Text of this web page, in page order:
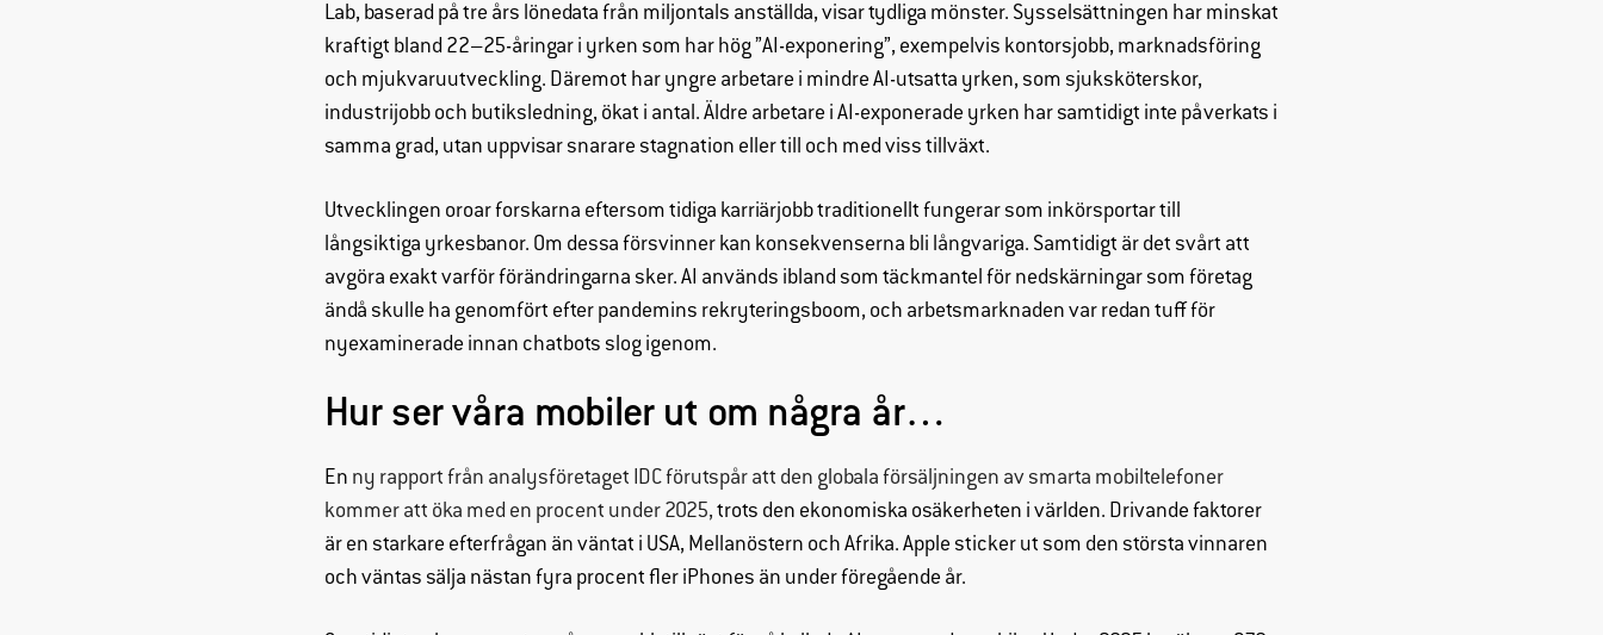
Lab, baserad på tre års lönedata från miljontals anställda, visar tydliga mönster. Sysselsättningen har minskat
kraftigt bland 22–25-åringar i yrken som har hög ”AI-exponering”, exempelvis kontorsjobb, marknadsföring
och mjukvaruutveckling. Däremot har yngre arbetare i mindre AI-utsatta yrken, som sjuksköterskor,
industrijobb och butiksledning, ökat i antal. Äldre arbetare i AI-exponerade yrken har samtidigt inte påverkats i
samma grad, utan uppvisar snarare stagnation eller till och med viss tillväxt.
Utvecklingen oroar forskarna eftersom tidiga karriärjobb traditionellt fungerar som inkörsportar till
långsiktiga yrkesbanor. Om dessa försvinner kan konsekvenserna bli långvariga. Samtidigt är det svårt att
avgöra exakt varför förändringarna sker. AI används ibland som täckmantel för nedskärningar som företag
ändå skulle ha genomfört efter pandemins rekryteringsboom, och arbetsmarknaden var redan tuff för
nyexaminerade innan chatbots slog igenom.
Hur ser våra mobiler ut om några år…
En ny rapport från analysföretaget IDC förutspår att den globala försäljningen av smarta mobiltelefoner
kommer att öka med en procent under 2025, trots den ekonomiska osäkerheten i världen. Drivande faktorer
är en starkare efterfrågan än väntat i USA, Mellanöstern och Afrika. Apple sticker ut som den största vinnaren
och väntas sälja nästan fyra procent fler iPhones än under föregående år.
hemsidans
funktionalitet
och
uppbyggnad,
baserat på
hur hemsidan
Upplevelse
För att vår
bra som
möjligt under
Om du nekar
de här
cookies
kommer viss
funktionalitet